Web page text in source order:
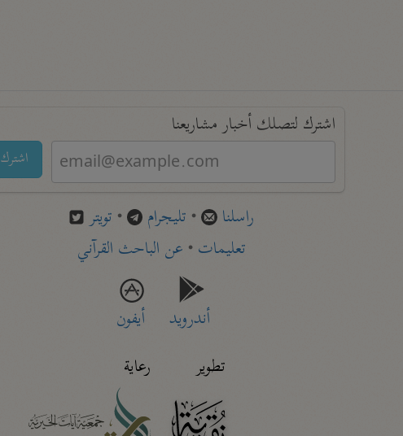
اشترك لتصلك أخبار مشاريعنا
اشترك
راسلنا • تليجرام • تويتر
تعليمات• عن الباحث القرآني
أندرويد
أيفون
تطوير
رعاية